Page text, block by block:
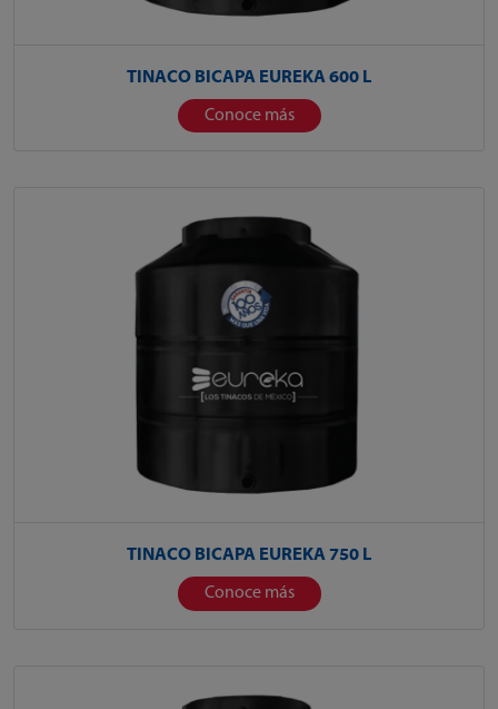
TINACO BICAPA EUREKA 600 L
Conoce más
TINACO BICAPA EUREKA 750 L
Conoce más